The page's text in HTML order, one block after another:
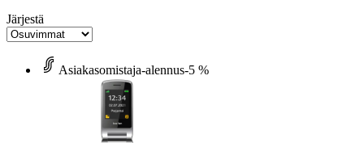
Järjestä
Asiakasomistaja-alennus-5 %